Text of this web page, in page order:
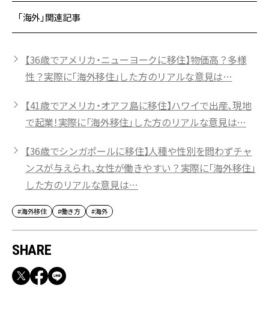
「海外」関連記事
【36歳でアメリカ・ニューヨークに移住】物価高？多様
性？実際に「海外移住」した方のリアルな意見は…
【41歳でアメリカ・オアフ島に移住】ハワイで出産、現地
で起業！実際に「海外移住」した方のリアルな意見は…
【36歳でシンガポールに移住】人種や性別を問わずチャ
ンスが与えられ、女性が働きやすい？実際に「海外移住」
した方のリアルな意見は…
#海外移住 #働き方 #海外
SHARE